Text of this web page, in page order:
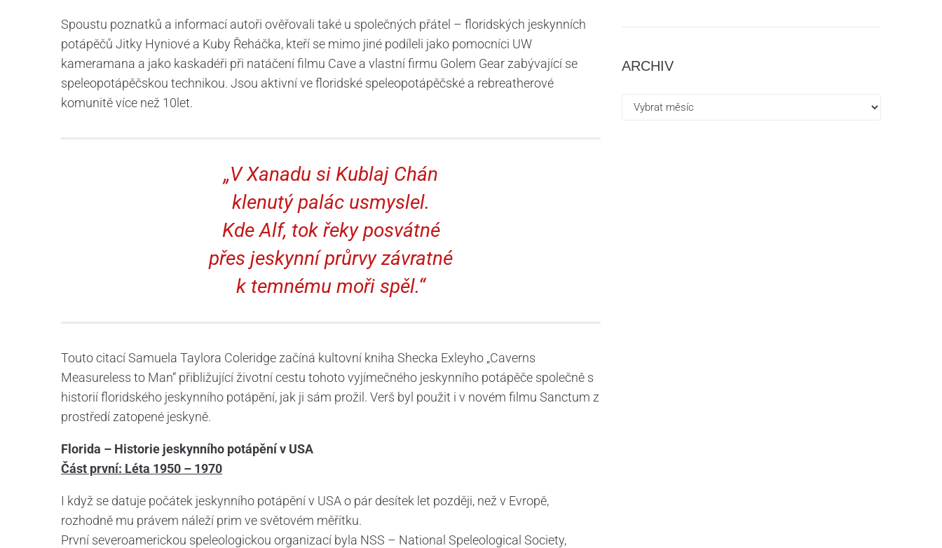
Spoustu poznatků a informací autoři ověřovali také u společných přátel – floridských jeskynních
potápěčů Jitky Hyniové a Kuby Řeháčka, kteří se mimo jiné podíleli jako pomocníci UW
kameramana a jako kaskadéři při natáčení filmu Cave a vlastní firmu Golem Gear zabývající se
speleopotápěčskou technikou. Jsou aktivní ve floridské speleopotápěčské a rebreatherové
komunitě více než 10let.
„V Xanadu si Kublaj Chán
klenutý palác usmyslel.
Kde Alf, tok řeky posvátné
přes jeskynní průrvy závratné
k temnému moři spěl.“
Touto citací Samuela Taylora Coleridge začíná kultovní kniha Shecka Exleyho „Caverns
Measureless to Man“ přibližující životní cestu tohoto vyjímečného jeskynního potápěče společně s
historií floridského jeskynního potápění, jak ji sám prožil. Verš byl použit i v novém filmu Sanctum z
prostředí zatopené jeskyně.
Florida – Historie jeskynního potápění v USA
Část první: Léta 1950 – 1970
I když se datuje počátek jeskynního potápění v USA o pár desítek let později, než v Evropě,
rozhodně mu právem náleží prim ve světovém měřítku.
První severoamerickou speleologickou organizací byla NSS – National Speleological Society,
ARCHIV